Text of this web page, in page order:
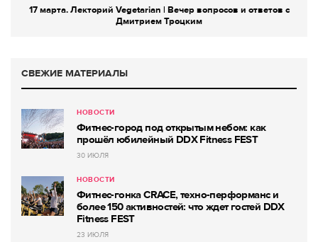
17 марта. Лекторий Vegetarian | Вечер вопросов и ответов с
Дмитрием Троцким
СВЕЖИЕ МАТЕРИАЛЫ
НОВОСТИ
Фитнес-город под открытым небом: как
прошёл юбилейный DDX Fitness FEST
30 ИЮЛЯ
НОВОСТИ
Фитнес-гонка CRACE, техно-перформанс и
более 150 активностей: что ждет гостей DDX
Fitness FEST
23 ИЮЛЯ